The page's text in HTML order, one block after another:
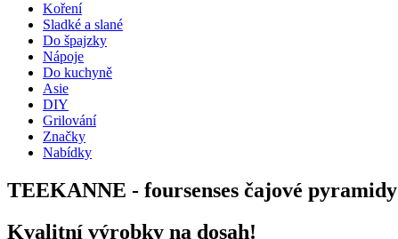
Koření
Sladké a slané
Do špajzky
Nápoje
Do kuchyně
Asie
DIY
Grilování
Značky
Nabídky
TEEKANNE - foursenses čajové pyramidy
Kvalitní výrobky na dosah!